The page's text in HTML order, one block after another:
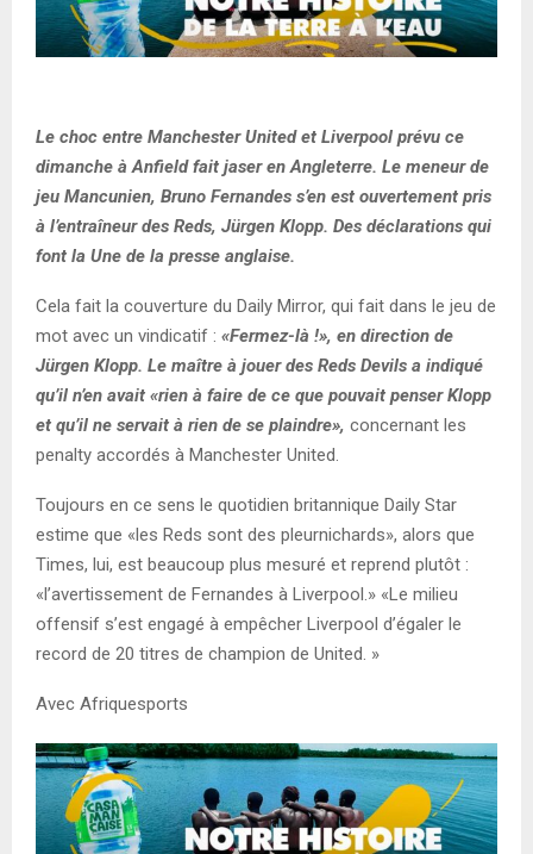
Le choc entre Manchester United et Liverpool prévu ce
dimanche à Anfield fait jaser en Angleterre. Le meneur de
jeu Mancunien, Bruno Fernandes s’en est ouvertement pris
à l’entraîneur des Reds, Jürgen Klopp. Des déclarations qui
font la Une de la presse anglaise.
Cela fait la couverture du Daily Mirror, qui fait dans le jeu de
mot avec un vindicatif : «Fermez-là !», en direction de
Jürgen Klopp. Le maître à jouer des Reds Devils a indiqué
qu’il n’en avait «rien à faire de ce que pouvait penser Klopp
et qu’il ne servait à rien de se plaindre», concernant les
penalty accordés à Manchester United.
Toujours en ce sens le quotidien britannique Daily Star
estime que «les Reds sont des pleurnichards», alors que
Times, lui, est beaucoup plus mesuré et reprend plutôt :
«l’avertissement de Fernandes à Liverpool.» «Le milieu
offensif s’est engagé à empêcher Liverpool d’égaler le
record de 20 titres de champion de United. »
Avec Afriquesports